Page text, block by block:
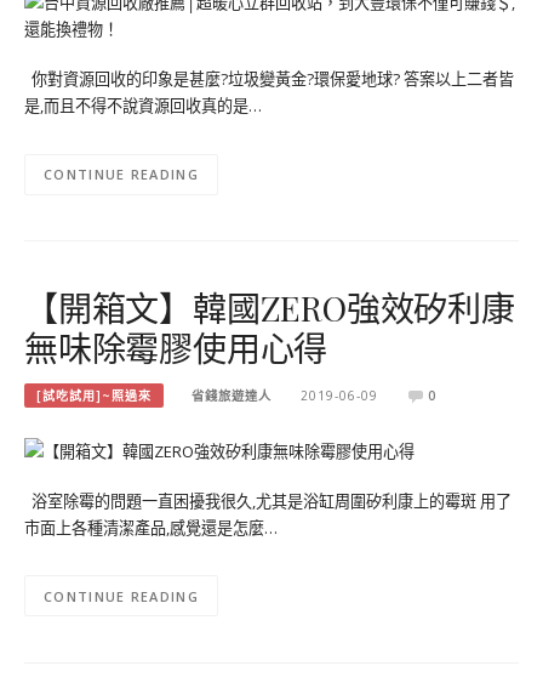
你對資源回收的印象是甚麼?垃圾變黃金?環保愛地球? 答案以上二者皆
是,而且不得不說資源回收真的是…
CONTINUE READING
【開箱文】韓國ZERO強效矽利康
無味除霉膠使用心得
[試吃試用]~照過來 省錢旅遊達人 2019-06-09 0
浴室除霉的問題一直困擾我很久,尤其是浴缸周圍矽利康上的霉斑 用了
市面上各種清潔產品,感覺還是怎麼…
CONTINUE READING